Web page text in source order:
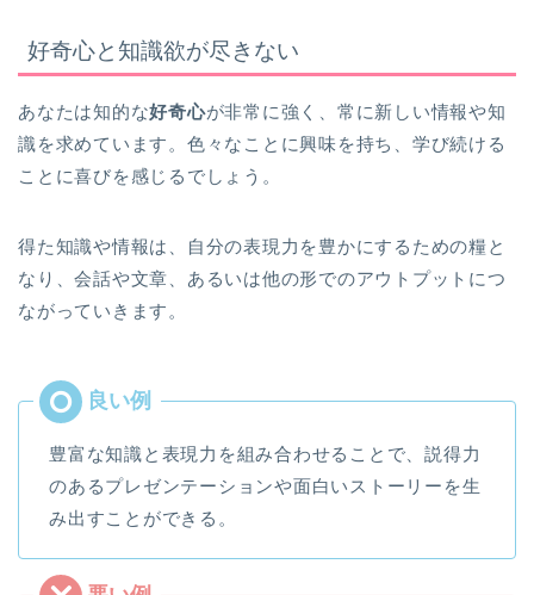
好奇心と知識欲が尽きない
あなたは知的な好奇心が非常に強く、常に新しい情報や知
識を求めています。色々なことに興味を持ち、学び続ける
ことに喜びを感じるでしょう。
得た知識や情報は、自分の表現力を豊かにするための糧と
なり、会話や文章、あるいは他の形でのアウトプットにつ
ながっていきます。
豊富な知識と表現力を組み合わせることで、説得力
のあるプレゼンテーションや面白いストーリーを生
み出すことができる。